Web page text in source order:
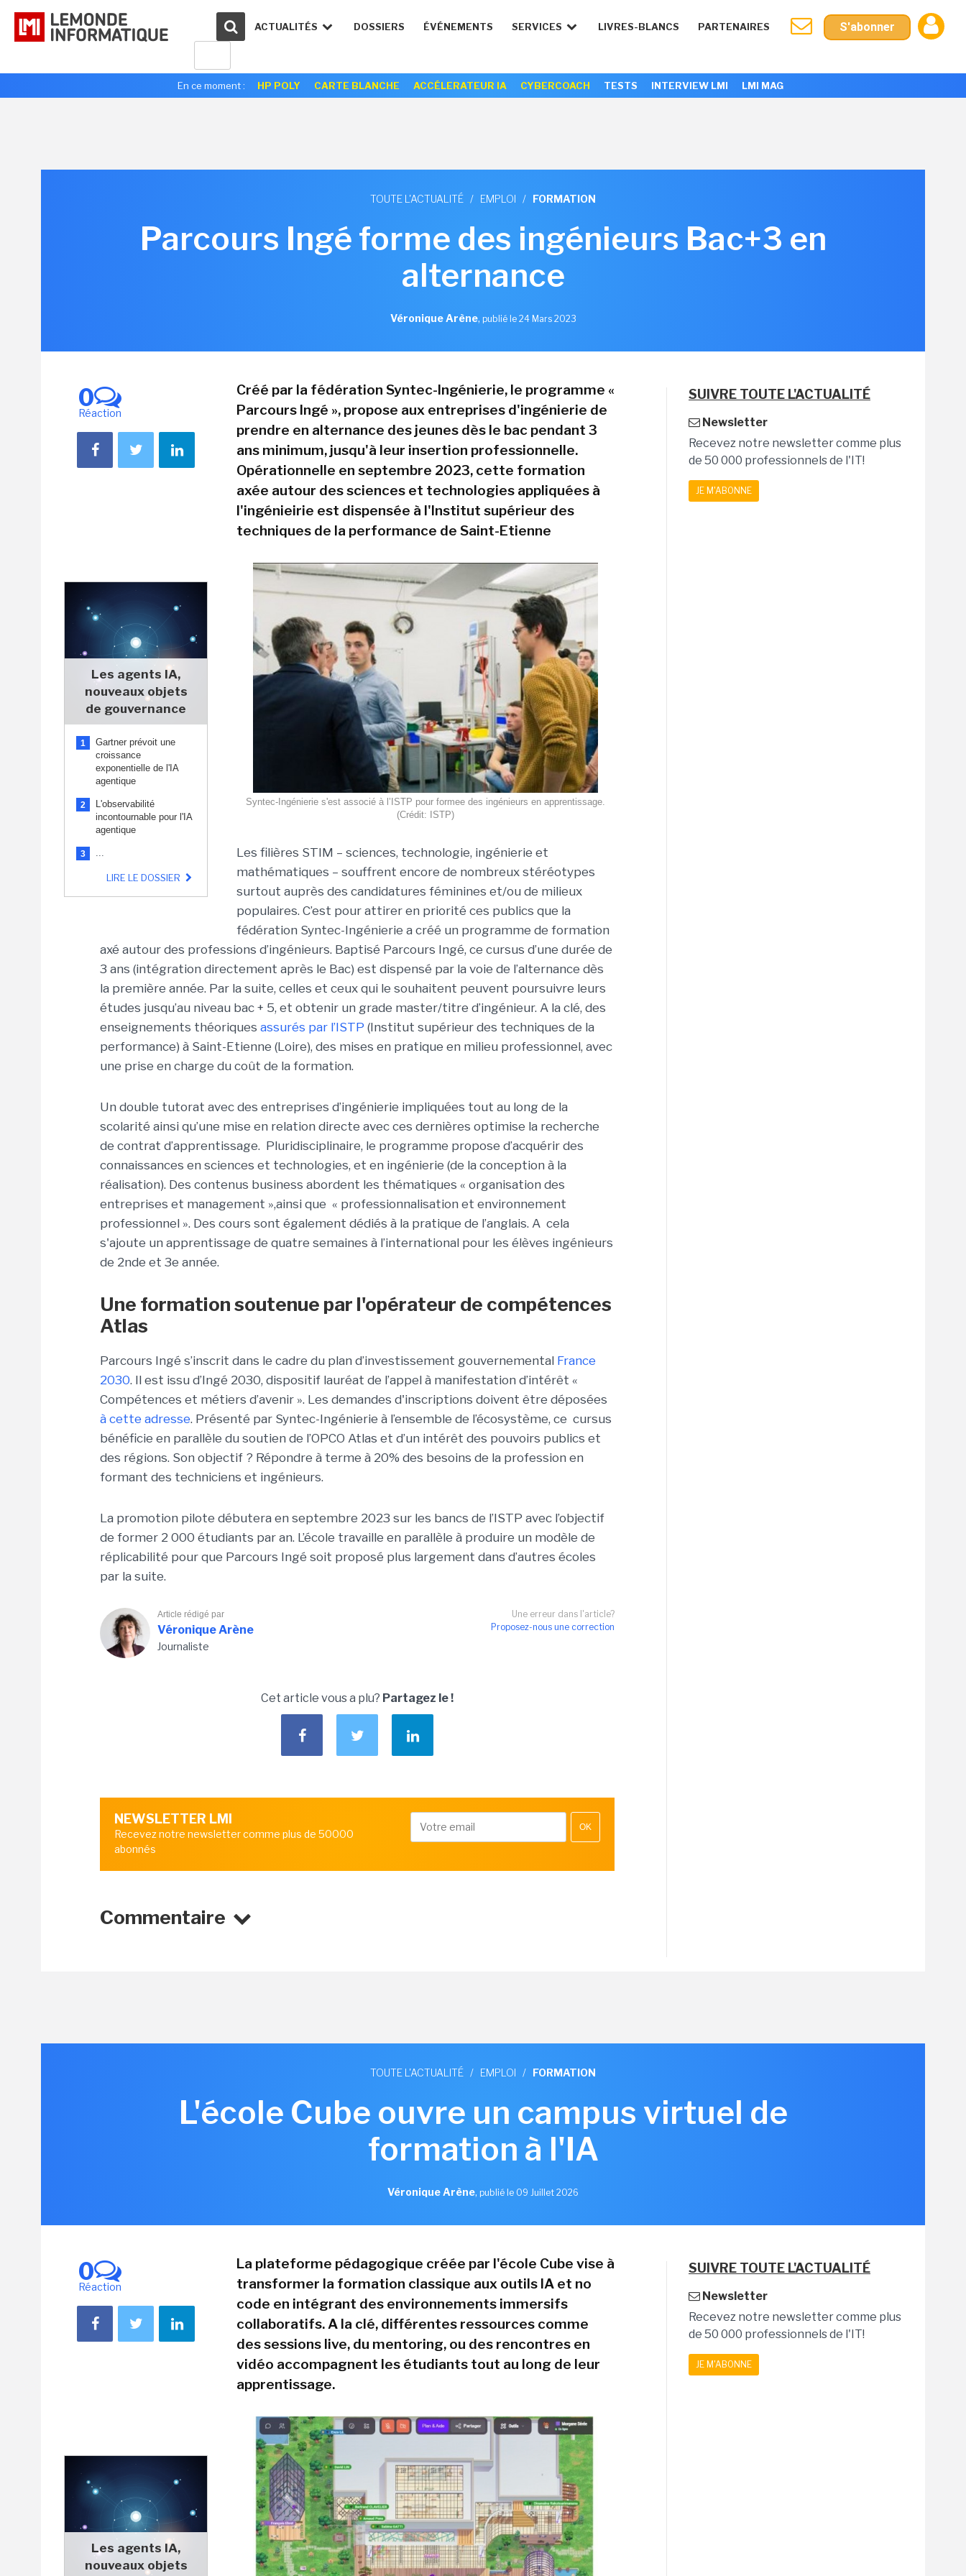
ACTUALITÉS DOSSIERS ÉVÉNEMENTS SERVICES LIVRES-BLANCS PARTENAIRES S'abonner
En ce moment : HP POLY CARTE BLANCHE ACCÉLERATEUR IA CYBERCOACH TESTS INTERVIEW LMI LMI MAG
TOUTE L'ACTUALITÉ / EMPLOI / FORMATION
Parcours Ingé forme des ingénieurs Bac+3 en
alternance
Véronique Arène, publié le 24 Mars 2023
0
Réaction
Les agents IA,
nouveaux objets
de gouvernance
1
Gartner prévoit une
croissance
exponentielle de l'IA
agentique
2
L'observabilité
incontournable pour l'IA
agentique
3 ...
LIRE LE DOSSIER
Créé par la fédération Syntec-Ingénierie, le programme «
Parcours Ingé », propose aux entreprises d'ingénierie de
prendre en alternance des jeunes dès le bac pendant 3
ans minimum, jusqu'à leur insertion professionnelle.
Opérationnelle en septembre 2023, cette formation
axée autour des sciences et technologies appliquées à
l'ingénieirie est dispensée à l'Institut supérieur des
techniques de la performance de Saint-Etienne
Syntec-Ingénierie s'est associé à l’ISTP pour formee des ingénieurs en apprentissage.
(Crédit: ISTP)
Les filières STIM – sciences, technologie, ingénierie et
mathématiques – souffrent encore de nombreux stéréotypes
surtout auprès des candidatures féminines et/ou de milieux
populaires. C’est pour attirer en priorité ces publics que la
fédération Syntec-Ingénierie a créé un programme de formation
axé autour des professions d’ingénieurs. Baptisé Parcours Ingé, ce cursus d’une durée de
3 ans (intégration directement après le Bac) est dispensé par la voie de l’alternance dès
la première année. Par la suite, celles et ceux qui le souhaitent peuvent poursuivre leurs
études jusqu’au niveau bac + 5, et obtenir un grade master/titre d’ingénieur. A la clé, des
enseignements théoriques assurés par l’ISTP (Institut supérieur des techniques de la
performance) à Saint-Etienne (Loire), des mises en pratique en milieu professionnel, avec
une prise en charge du coût de la formation.
Un double tutorat avec des entreprises d’ingénierie impliquées tout au long de la
scolarité ainsi qu’une mise en relation directe avec ces dernières optimise la recherche
de contrat d’apprentissage. Pluridisciplinaire, le programme propose d’acquérir des
connaissances en sciences et technologies, et en ingénierie (de la conception à la
réalisation). Des contenus business abordent les thématiques « organisation des
entreprises et management »,ainsi que « professionnalisation et environnement
professionnel ». Des cours sont également dédiés à la pratique de l’anglais. A cela
s'ajoute un apprentissage de quatre semaines à l’international pour les élèves ingénieurs
de 2nde et 3e année.
Une formation soutenue par l'opérateur de compétences
Atlas
Parcours Ingé s’inscrit dans le cadre du plan d’investissement gouvernemental France
2030. Il est issu d’Ingé 2030, dispositif lauréat de l’appel à manifestation d’intérêt «
Compétences et métiers d’avenir ». Les demandes d'inscriptions doivent être déposées
à cette adresse. Présenté par Syntec-Ingénierie à l’ensemble de l’écosystème, ce cursus
bénéficie en parallèle du soutien de l’OPCO Atlas et d’un intérêt des pouvoirs publics et
des régions. Son objectif ? Répondre à terme à 20% des besoins de la profession en
formant des techniciens et ingénieurs.
La promotion pilote débutera en septembre 2023 sur les bancs de l’ISTP avec l’objectif
de former 2 000 étudiants par an. L’école travaille en parallèle à produire un modèle de
réplicabilité pour que Parcours Ingé soit proposé plus largement dans d’autres écoles
par la suite.
Une erreur dans l'article?
Proposez-nous une correction
Article rédigé par
Véronique Arène
Journaliste
Cet article vous a plu? Partagez le !
NEWSLETTER LMI
Recevez notre newsletter comme plus de 50000
abonnés
OK
Commentaire
SUIVRE TOUTE L'ACTUALITÉ
Newsletter
Recevez notre newsletter comme plus
de 50 000 professionnels de l'IT!
JE M'ABONNE
TOUTE L'ACTUALITÉ / EMPLOI / FORMATION
L'école Cube ouvre un campus virtuel de
formation à l'IA
Véronique Arène, publié le 09 Juillet 2026
0
Réaction
Les agents IA,
nouveaux objets
La plateforme pédagogique créée par l'école Cube vise à
transformer la formation classique aux outils IA et no
code en intégrant des environnements immersifs
collaboratifs. A la clé, différentes ressources comme
des sessions live, du mentoring, ou des rencontres en
vidéo accompagnent les étudiants tout au long de leur
apprentissage.
SUIVRE TOUTE L'ACTUALITÉ
Newsletter
Recevez notre newsletter comme plus
de 50 000 professionnels de l'IT!
JE M'ABONNE